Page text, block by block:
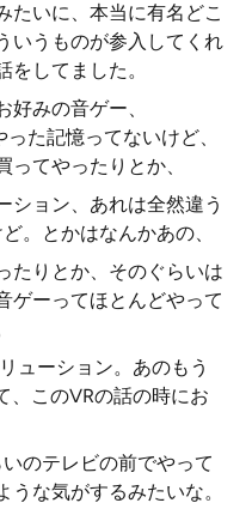
たいに、本当に有名どこ
いうものが参入してくれ
してました。
みの音ゲー、
た記憶ってないけど、
てやったりとか、
ション、あれは全然違う
。とかはなんかあの、
たりとか、そのぐらいは
ゲーってほとんどやって
ューション。あのもう
、このVRの話の時にお
のテレビの前でやって
な気がするみたいな。